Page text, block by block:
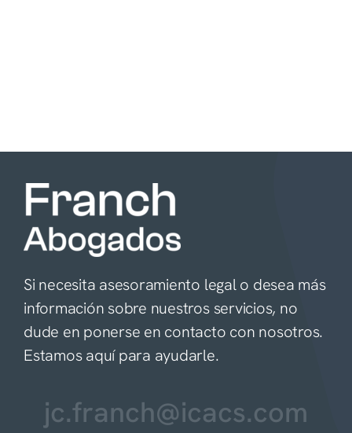
Si necesita asesoramiento legal o desea más
información sobre nuestros servicios, no
dude en ponerse en contacto con nosotros.
Estamos aquí para ayudarle.
jc.franch@icacs.com